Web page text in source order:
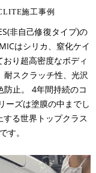
施工事例
非自己修復タイプ)の
はシリカ、窒化ケイ
り超高密度なボディ
スクラッチ性、光沢
止。 4年間持続のコ
ーズは塗膜の中までし
る世界トップクラス
す。